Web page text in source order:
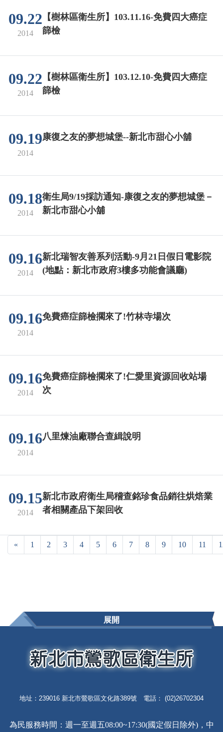
09.22
2014
【樹林區衛生所】103.11.16-免費四大癌症
篩檢
09.22
2014
【樹林區衛生所】103.12.10-免費四大癌症
篩檢
09.19
2014
康復之友的夢想城堡--新北市甜心小舖
09.18
2014
衛生局9/19採訪通知-康復之友的夢想城堡－
新北市甜心小舖
09.16
2014
新北瑞智友善系列活動-9月21日假日電影院
(地點：新北市政府3樓多功能會議廳)
09.16
2014
免費癌症篩檢擱來了!竹林寺場次
09.16
2014
免費癌症篩檢擱來了!仁愛里資源回收站場
次
09.16
2014
八里煉油廠聯合查緝說明
09.15
2014
新北市政府衛生局稽查銘珍食品銷往烘焙業
者相關產品下架回收
« 1 2 3 4 5 6 7 8 9 10 11
展開
地址：239016 新北市鶯歌區文化路389號 電話： (02)26702304
為民服務時間：週一至週五08:00~17:30(國定假日除外)，中